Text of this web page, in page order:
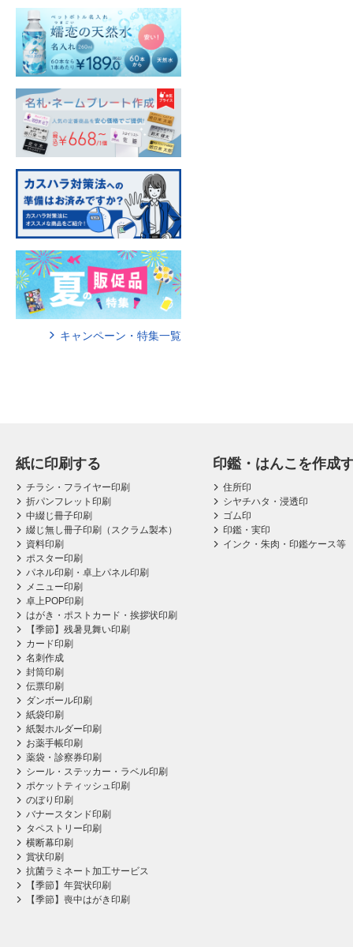
キャンペーン・特集一覧
紙に印刷する
チラシ・フライヤー印刷
折パンフレット印刷
中綴じ冊子印刷
綴じ無し冊子印刷（スクラム製本）
資料印刷
ポスター印刷
パネル印刷・卓上パネル印刷
メニュー印刷
卓上POP印刷
はがき・ポストカード・挨拶状印刷
【季節】残暑見舞い印刷
カード印刷
名刺作成
封筒印刷
伝票印刷
ダンボール印刷
紙袋印刷
紙製ホルダー印刷
お薬手帳印刷
薬袋・診察券印刷
シール・ステッカー・ラベル印刷
ポケットティッシュ印刷
のぼり印刷
バナースタンド印刷
タペストリー印刷
横断幕印刷
賞状印刷
抗菌ラミネート加工サービス
【季節】年賀状印刷
【季節】喪中はがき印刷
印鑑・はんこを作成
住所印
シヤチハタ・浸透印
ゴム印
印鑑・実印
インク・朱肉・印鑑ケース等